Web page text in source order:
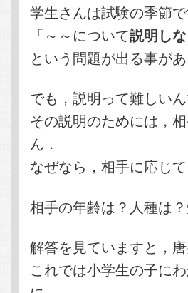
学生さんは試験の季節
「～～について説明し
という問題が出る事があ
でも，説明って難しい
その説明のためには，
ん．
なぜなら，相手に応じ
相手の年齢は？人種は
解答を見ていますと，
これでは小学生の子に